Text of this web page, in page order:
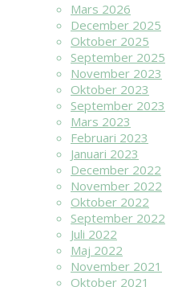
Mars 2026
December 2025
Oktober 2025
September 2025
November 2023
Oktober 2023
September 2023
Mars 2023
Februari 2023
Januari 2023
December 2022
November 2022
Oktober 2022
September 2022
Juli 2022
Maj 2022
November 2021
Oktober 2021